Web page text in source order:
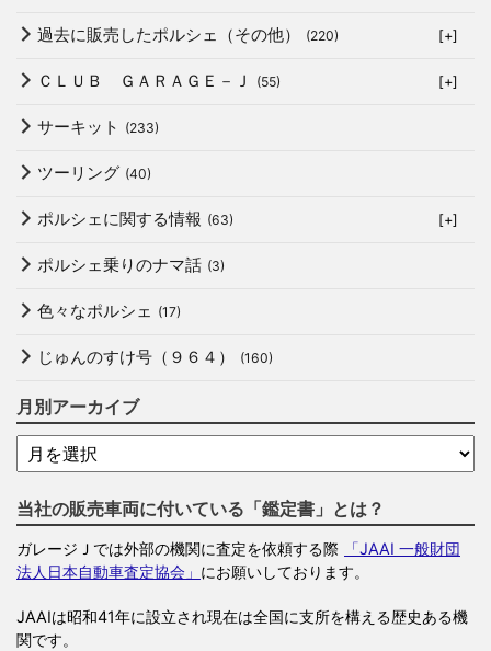
過去に販売したポルシェ（その他） (220) [+]
ＣＬＵＢ ＧＡＲＡＧＥ－Ｊ (55) [+]
サーキット (233)
ツーリング (40)
ポルシェに関する情報 (63) [+]
ポルシェ乗りのナマ話 (3)
色々なポルシェ (17)
じゅんのすけ号（９６４） (160)
月別アーカイブ
当社の販売車両に付いている「鑑定書」とは？
ガレージＪでは外部の機関に査定を依頼する際
「JAAI 一般財団
法人日本自動車査定協会」 にお願いしております。
JAAIは昭和41年に設立され現在は全国に支所を構える歴史ある機
関です。